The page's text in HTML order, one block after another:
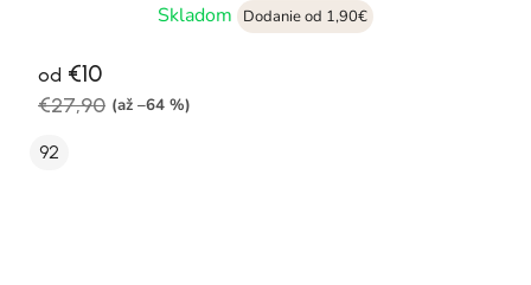
Skladom
Dodanie od 1,90€
od €10
€27,90 (až –64 %)
92